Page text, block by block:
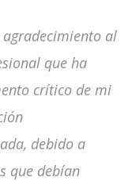
al
que ha
crítico de mi
debido a
que debían